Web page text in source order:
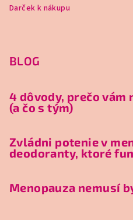
Darček k nákupu
BLOG
4 dôvody, prečo vám
(a čo s tým)
Zvládni potenie v
deodoranty, ktoré
Menopauza nemusí